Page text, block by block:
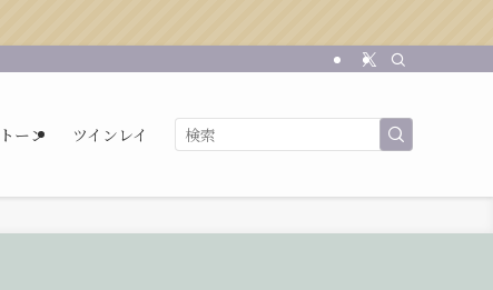
ーン ツインレイ